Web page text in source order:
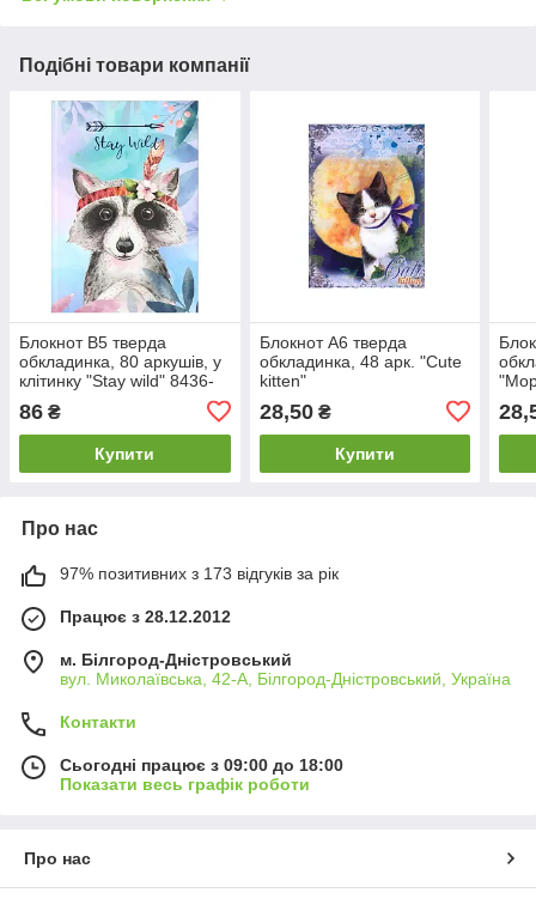
Подібні товари компанії
Блокнот В5 тверда
обкладинка, 80 аркушів, у
клітинку "Stay wild" 8436-
86 ₴
Купити
Блокнот А6 тверда
обкладинка, 48 арк. "Cute
kitten"
28,50₴
Купити
Про нас
97% позитивних з 173 відгуків за рік
Працює з 28.12.2012
м. Білгород-Дністровський
вул. Миколаївська, 42-А, Білгород-Дністровський, Україна
Контакти
Сьогодні працює з 09:00 до 18:00
Показати весь графік роботи
Про нас